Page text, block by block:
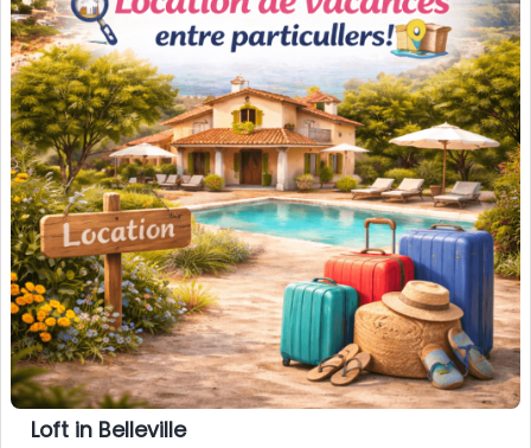
Loft in Belleville